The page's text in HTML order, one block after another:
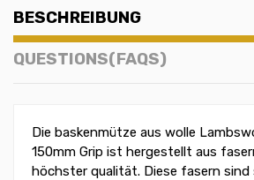
BESCHREIBUNG
QUESTIONS(FAQS)
Die baskenmütze aus wolle
150mm Grip ist hergestellt aus
höchster qualität. Diese fasern sind